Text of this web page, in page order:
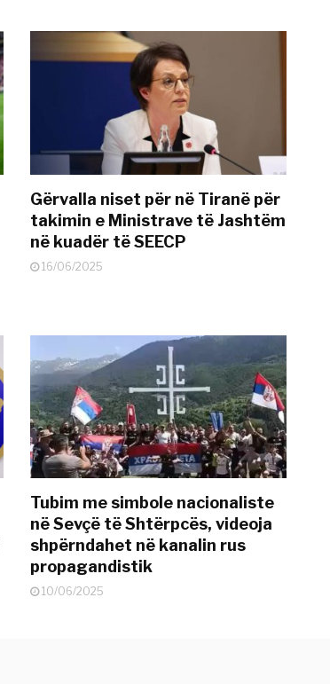
Gërvalla niset për në Tiranë për
takimin e Ministrave të Jashtëm
në kuadër të SEECP
16/06/2025
Tubim me simbole nacionaliste
në Sevçë të Shtërpcës, videoja
shpërndahet në kanalin rus
propagandistik
10/06/2025